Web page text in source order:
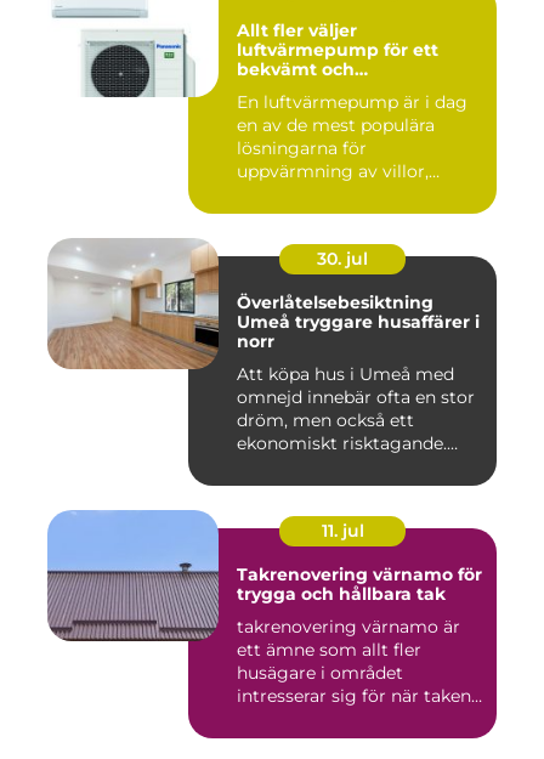
Allt fler väljer
luftvärmepump för ett
bekvämt och
En luftvärmepump är i dag
en av de mest populära
lösningarna för
uppvärmning av villor,
30. jul
Överlåtelsebesiktning
Umeå tryggare husaffärer i
norr
Att köpa hus i Umeå med
omnejd innebär ofta en stor
dröm, men också ett
ekonomiskt risktagande.
11. jul
Takrenovering värnamo för
trygga och hållbara tak
takrenovering värnamo är
ett ämne som allt fler
husägare i området
intresserar sig för när taken